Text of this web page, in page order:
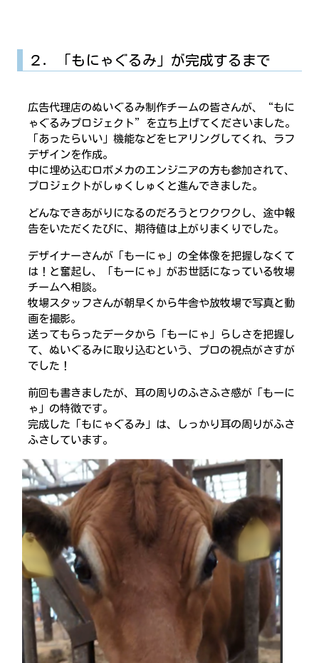
２．「もにゃぐるみ」が完成するまで
広告代理店のぬいぐるみ制作チームの皆さんが、“もに
ゃぐるみプロジェクト”を立ち上げてくださいました。
「あったらいい」機能などをヒアリングしてくれ、ラフ
デザインを作成。
中に埋め込むロボメカのエンジニアの方も参加されて、
プロジェクトがしゅくしゅくと進んできました。
どんなできあがりになるのだろうとワクワクし、途中報
告をいただくたびに、期待値は上がりまくりでした。
デザイナーさんが「もーにゃ」の全体像を把握しなくて
は！と奮起し、「もーにゃ」がお世話になっている牧場
チームへ相談。
牧場スタッフさんが朝早くから牛舎や放牧場で写真と動
画を撮影。
送ってもらったデータから「もーにゃ」らしさを把握し
て、ぬいぐるみに取り込むという、プロの視点がさすが
でした！
前回も書きましたが、耳の周りのふさふさ感が「もーに
ゃ」の特徴です。
完成した「もにゃぐるみ」は、しっかり耳の周りがふさ
ふさしています。